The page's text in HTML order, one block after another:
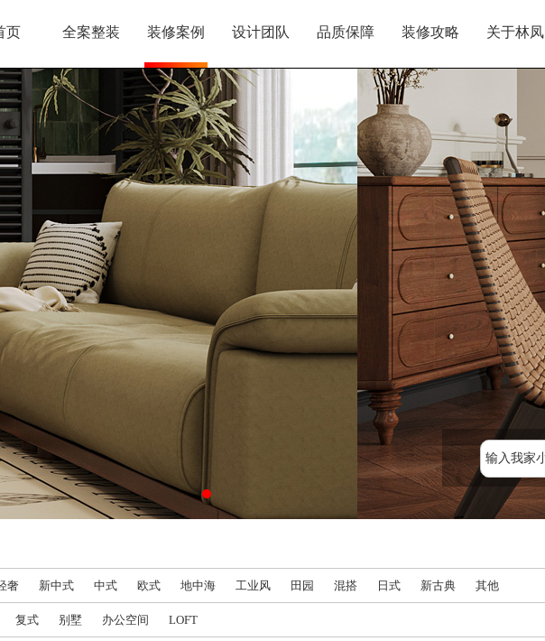
页 全案整装 装修案例 设计团队 品质保障 装修攻略 关于林凤
奢 新中式 中式 欧式 地中海 工业风 田园 混搭 日式 新古典 其他
复式 别墅 办公空间 LOFT